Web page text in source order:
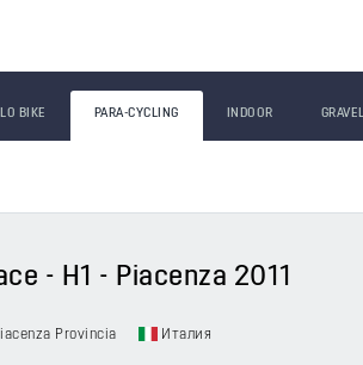
BIKE PARA-CYCLING INDOOR GRAVEL
- H1 - Piacenza 2011
Provincia Италия